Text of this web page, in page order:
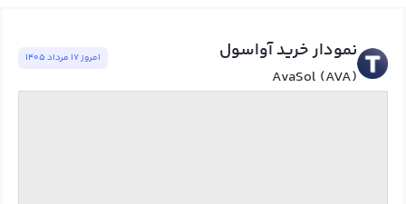
نمودار خرید آواسول
AvaSol (AVA)
امروز ١٧ مرداد ١٤٠٥